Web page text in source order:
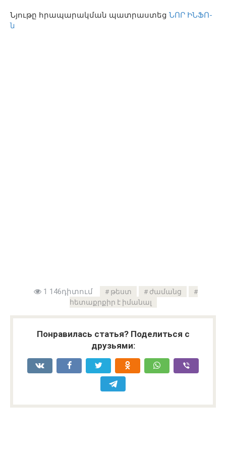
Նյութը հրապարակման պատրաստեց ՆՈՐ ԻՆՖՈ-
ն
1 146դիտում թեստ
ժամանց
հետաքրքիր է իմանալ
Понравилась статья? Поделиться с
друзьями: